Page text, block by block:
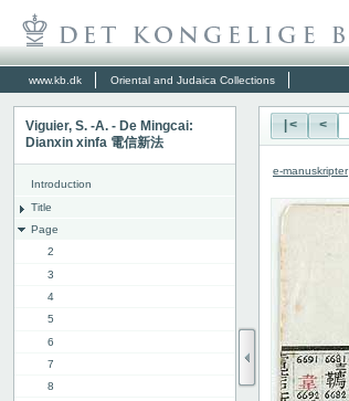
www.kb.dk Oriental and Judaica Collections
Viguier, S. -A. - De Mingcai:
Dianxin xinfa 電信新法
Introduction
Title
Page
2
3
4
5
6
7
8
|< <
e-manuskripter